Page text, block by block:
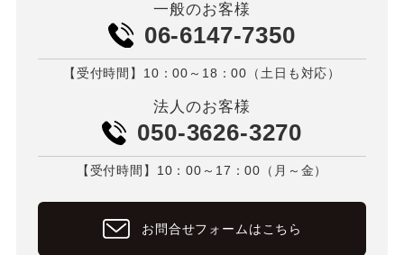
一般のお客様
06-6147-7350
【受付時間】10：00～18：00（土日も対応）
法人のお客様
050-3626-3270
【受付時間】10：00～17：00（月～金）
お問合せフォームはこちら